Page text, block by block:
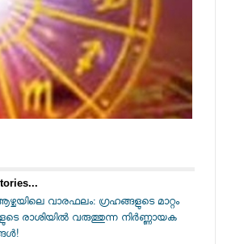
വാരഫലം: ഗ്രഹങ്ങളുടെ മാറ്റം
രാശിയിൽ വരുത്തുന്ന നിർണ്ണായക